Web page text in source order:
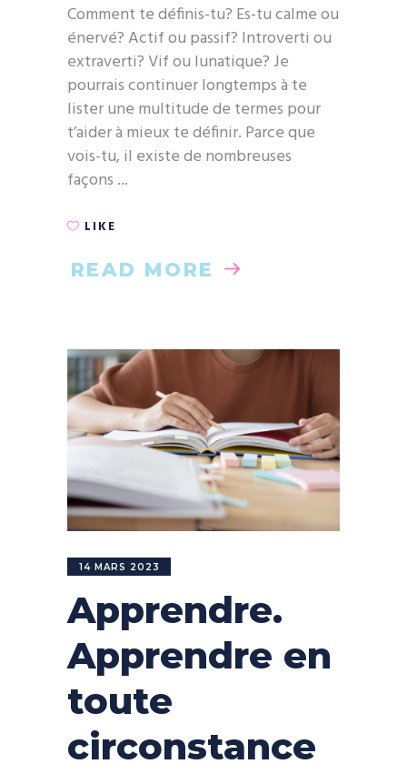
Comment te définis-tu? Es-tu calme ou
énervé? Actif ou passif? Introverti ou
extraverti? Vif ou lunatique? Je
pourrais continuer longtemps à te
lister une multitude de termes pour
t’aider à mieux te définir. Parce que
vois-tu, il existe de nombreuses
façons
LIKE
READ MORE
14 MARS 2023
Apprendre.
Apprendre en
toute
circonstance